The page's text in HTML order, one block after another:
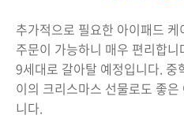
추가적으로 필요한 아이패드
주문이 가능하니 매우 편리합
9세대로 갈아탈 예정입니다. 중
이의 크리스마스 선물로도 좋
니다.